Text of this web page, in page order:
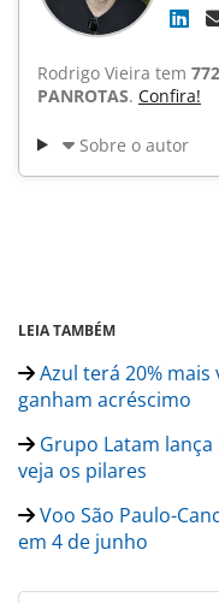
Rodrigo Vieira tem
PANROTAS. Confira!
Sobre o autor
LEIA TAMBÉM
Azul terá 20%
ganham acréscimo
Grupo Latam
veja os pilares
Voo São Paulo-
em 4 de junho